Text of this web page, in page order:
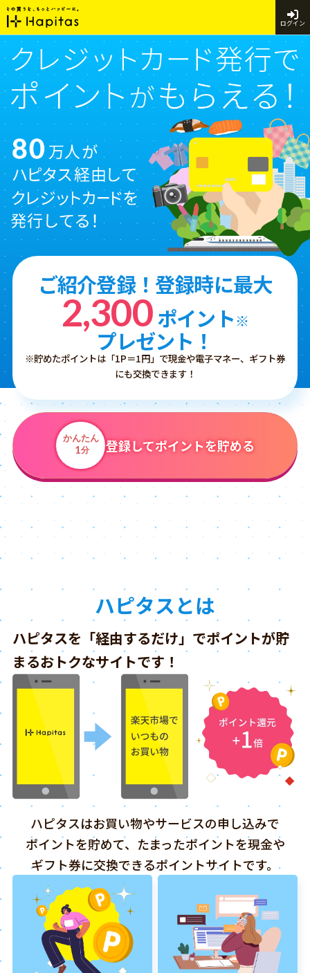
ログイン
ご紹介登録！登録時に最大
2,300ポイント※
プレゼント！
※貯めたポイントは「1P＝1円」で現金や電子マネー、ギフト券
にも交換できます！
かんたん
1分 登録してポイントを貯める
ハピタスとは
ハピタスを「経由するだけ」でポイントが貯
まるおトクなサイトです！
ハピタスはお買い物やサービスの申し込みで
ポイントを貯めて、たまったポイントを現金や
ギフト券に交換できるポイントサイトです。